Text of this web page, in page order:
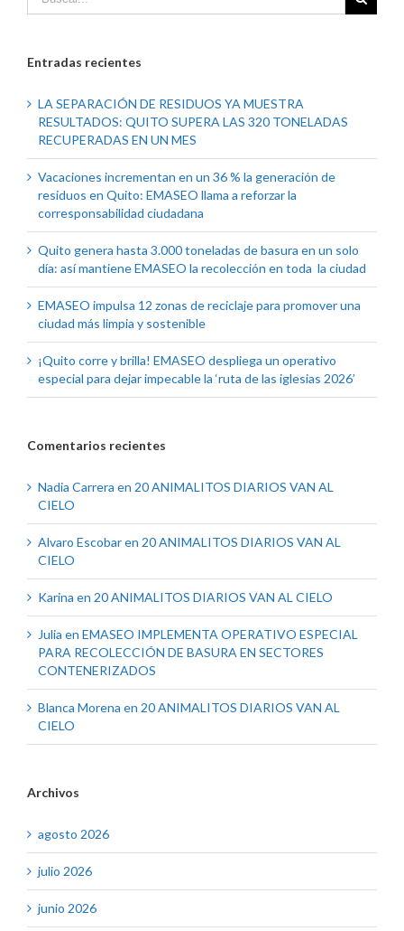
Entradas recientes
LA SEPARACIÓN DE RESIDUOS YA MUESTRA
RESULTADOS: QUITO SUPERA LAS 320 TONELADAS
RECUPERADAS EN UN MES
Vacaciones incrementan en un 36 % la generación de
residuos en Quito: EMASEO llama a reforzar la
corresponsabilidad ciudadana
Quito genera hasta 3.000 toneladas de basura en un solo
día: así mantiene EMASEO la recolección en toda la ciudad
EMASEO impulsa 12 zonas de reciclaje para promover una
ciudad más limpia y sostenible
¡Quito corre y brilla! EMASEO despliega un operativo
especial para dejar impecable la ‘ruta de las iglesias 2026’
Comentarios recientes
Nadia Carrera en 20 ANIMALITOS DIARIOS VAN AL
CIELO
Alvaro Escobaren 20 ANIMALITOS DIARIOS VAN AL
CIELO
Karina en 20 ANIMALITOS DIARIOS VAN AL CIELO
Julia en EMASEO IMPLEMENTA OPERATIVO ESPECIAL
PARA RECOLECCIÓN DE BASURA EN SECTORES
CONTENERIZADOS
Blanca Morena en 20 ANIMALITOS DIARIOS VAN AL
CIELO
Archivos
agosto 2026
julio 2026
junio 2026